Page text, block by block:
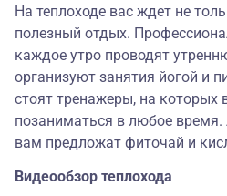
На теплоходе вас ждет не
полезный отдых.
каждое утро проводят
организуют занятия йогой и
стоят тренажеры, на которых
позаниматься в любое время.
вам предложат фиточай и
Видеообзор теплохода